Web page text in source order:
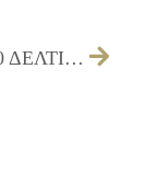
09/02/2010 ΔΕΛΤΙΟ ΤΥΠΟΥ ΓΙΑ ΤΗΝ ΣΥΜΜΕΤΟΧΗ ΤΟΥ ΔΗΜΟΥ ΣΤΗΝ ΗΜΕΡΙΔΑ ΜΕ ΘΕΜΑ ΤΗ ΦΡΟΝΤΙΔΑ ΤΩΝ ΚΟΙΝΩΝΙΚΑ ΕΥΠΑΘΩΝ ΟΜΑΔΩΝ